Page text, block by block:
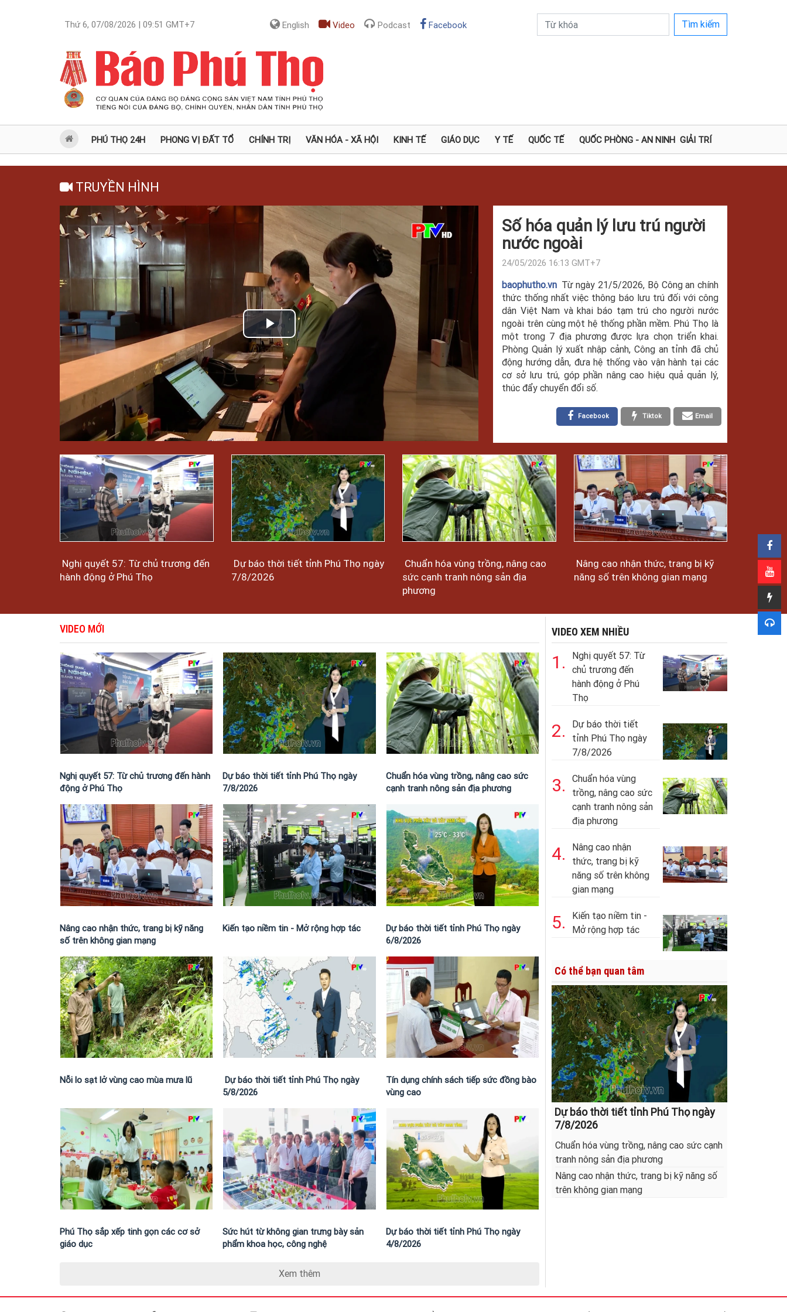
Thứ 6, 07/08/2026 | 09:51 GMT+7 English Video Podcast Facebook Tìm kiếm
PHÚ THỌ 24H PHONG VỊ ĐẤT TỔ CHÍNH TRỊ VĂN HÓA - XÃ HỘI KINH TẾ GIÁO DỤC Y TẾ QUỐC TẾ QUỐC PHÒNG - AN NINH GIẢI TRÍ
TRUYỀN HÌNH
Play
Video
Số hóa quản lý lưu trú người
nước ngoài
24/05/2026 16:13 GMT+7
baophutho.vn Từ ngày 21/5/2026, Bộ Công an chính
thức thống nhất việc thông báo lưu trú đối với công
dân Việt Nam và khai báo tạm trú cho người nước
ngoài trên cùng một hệ thống phần mềm. Phú Thọ là
một trong 7 địa phương được lựa chọn triển khai.
Phòng Quản lý xuất nhập cảnh, Công an tỉnh đã chủ
động hướng dẫn, đưa hệ thống vào vận hành tại các
cơ sở lưu trú, góp phần nâng cao hiệu quả quản lý,
thúc đẩy chuyển đổi số.
Email
Tiktok
Facebook
Nghị quyết 57: Từ chủ trương đến
hành động ở Phú Thọ
Dự báo thời tiết tỉnh Phú Thọ ngày
7/8/2026
Chuẩn hóa vùng trồng, nâng cao
sức cạnh tranh nông sản địa
phương
Nâng cao nhận thức, trang bị kỹ
năng số trên không gian mạng
VIDEO MỚI
Nghị quyết 57: Từ chủ trương đến hành
động ở Phú Thọ
Dự báo thời tiết tỉnh Phú Thọ ngày
7/8/2026
Chuẩn hóa vùng trồng, nâng cao sức
cạnh tranh nông sản địa phương
Nâng cao nhận thức, trang bị kỹ năng
số trên không gian mạng
Kiến tạo niềm tin - Mở rộng hợp tác
Dự báo thời tiết tỉnh Phú Thọ ngày
6/8/2026
Nỗi lo sạt lở vùng cao mùa mưa lũ
Dự báo thời tiết tỉnh Phú Thọ ngày
5/8/2026
Tín dụng chính sách tiếp sức đồng bào
vùng cao
Phú Thọ sắp xếp tinh gọn các cơ sở
giáo dục
Sức hút từ không gian trưng bày sản
phẩm khoa học, công nghệ
Dự báo thời tiết tỉnh Phú Thọ ngày
4/8/2026
Xem thêm
VIDEO XEM NHIỀU
1.
Nghị quyết 57: Từ
chủ trương đến
hành động ở Phú
Thọ
2.
Dự báo thời tiết
tỉnh Phú Thọ ngày
7/8/2026
3.
Chuẩn hóa vùng
trồng, nâng cao sức
cạnh tranh nông sản
địa phương
4.
Nâng cao nhận
thức, trang bị kỹ
năng số trên không
gian mạng
5.
Kiến tạo niềm tin -
Mở rộng hợp tác
Có thể bạn quan tâm
Dự báo thời tiết tỉnh Phú Thọ ngày
7/8/2026
Chuẩn hóa vùng trồng, nâng cao sức cạnh
tranh nông sản địa phương
Nâng cao nhận thức, trang bị kỹ năng số
trên không gian mạng